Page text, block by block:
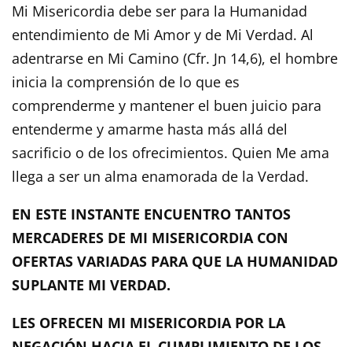
Mi Misericordia debe ser para la Humanidad
entendimiento de Mi Amor y de Mi Verdad. Al
adentrarse en Mi Camino (Cfr. Jn 14,6), el hombre
inicia la comprensión de lo que es
comprenderme y mantener el buen juicio para
entenderme y amarme hasta más allá del
sacrificio o de los ofrecimientos. Quien Me ama
llega a ser un alma enamorada de la Verdad.
EN ESTE INSTANTE ENCUENTRO TANTOS
MERCADERES DE MI MISERICORDIA CON
OFERTAS VARIADAS PARA QUE LA HUMANIDAD
SUPLANTE MI VERDAD.
LES OFRECEN MI MISERICORDIA POR LA